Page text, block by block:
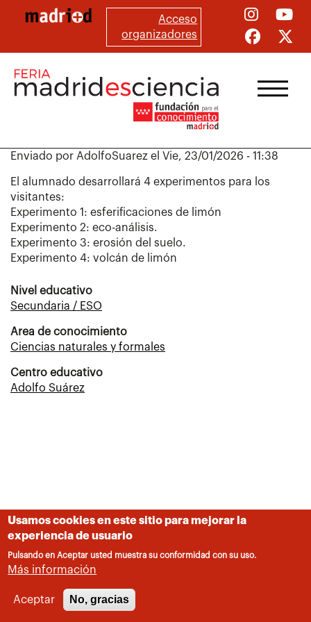
principal
Acceso
organizadores
Enviado por AdolfoSuarez el Vie, 23/01/2026 - 11:38
El alumnado desarrollará 4 experimentos para los
visitantes:
Experimento 1: esferificaciones de limón
Experimento 2: eco-análisis.
Experimento 3: erosión del suelo.
Experimento 4: volcán de limón
Nivel educativo
Secundaria / ESO
Area de conocimiento
Ciencias naturales y formales
Centro educativo
Adolfo Suárez
Usamos cookies en este sitio para mejorar la
experiencia de usuario
Pulsando en Aceptar usted muestra su conformidad con su uso.
Más información
Aceptar No, gracias